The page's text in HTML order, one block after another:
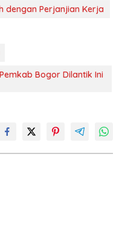
dengan Perjanjian Kerja
Bogor Dilantik Ini